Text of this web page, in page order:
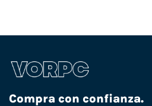
Compra con confianza.